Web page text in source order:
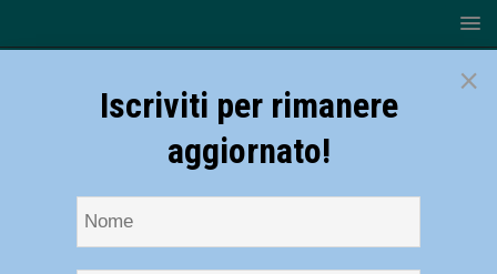
×
Iscriviti per rimanere
aggiornato!